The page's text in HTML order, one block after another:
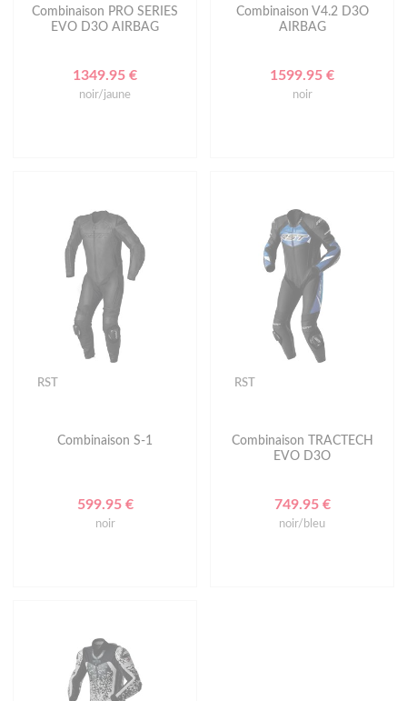
Combinaison PRO SERIES
EVO D3O AIRBAG
1349.95 €
noir/jaune
Combinaison V4.2 D3O
AIRBAG
1599.95 €
noir
RST
Combinaison S-1
599.95 €
noir
RST
Combinaison TRACTECH
EVO D3O
749.95 €
noir/bleu